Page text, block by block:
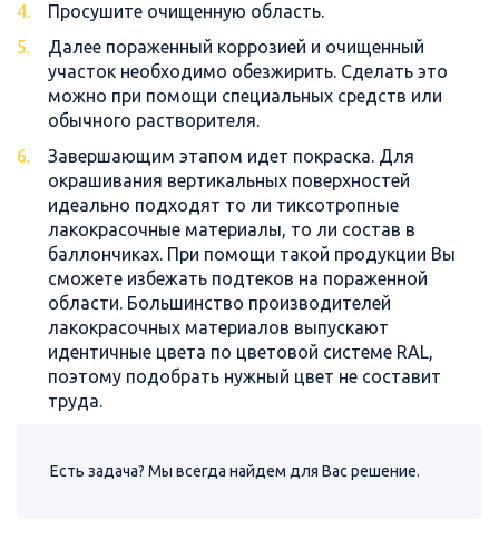
Просушите очищенную область.
Далее пораженный коррозией и очищенный
участок необходимо обезжирить. Сделать это
можно при помощи специальных средств или
обычного растворителя.
Завершающим этапом идет покраска. Для
окрашивания вертикальных поверхностей
идеально подходят то ли тиксотропные
лакокрасочные материалы, то ли состав в
баллончиках. При помощи такой продукции Вы
сможете избежать подтеков на пораженной
области. Большинство производителей
лакокрасочных материалов выпускают
идентичные цвета по цветовой системе RAL,
поэтому подобрать нужный цвет не составит
труда.
Есть задача? Мы всегда найдем для Вас решение.